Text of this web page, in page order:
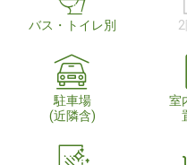
バス・トイレ別
駐車場
(近隣含)
室